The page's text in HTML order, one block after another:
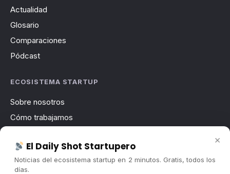
Actualidad
Glosario
Comparaciones
Pódcast
ECOSISTEMA STARTUP
Sobre nosotros
Cómo trabajamos
Contacto
Publicidad
×
El Daily Shot Startupero
Noticias del ecosistema startup en 2 minutos. Gratis, todos los
días.